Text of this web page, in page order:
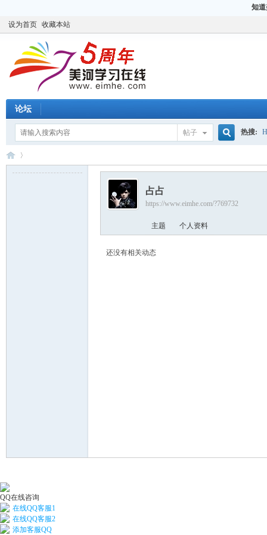
知
设为首页 收藏本站
论坛
帖子
索
热搜:
占占
https://www.eimhe.com/?769732
主题 个人资料
还没有相关动态
QQ在线咨询
在线QQ客服1
在线QQ客服2
添加客服QQ